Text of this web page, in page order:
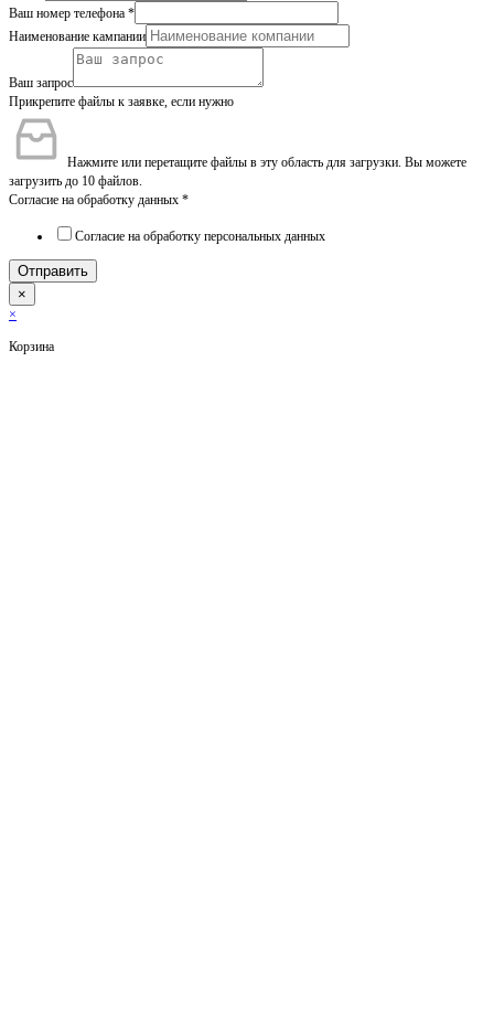
Ваш номер телефона *
Наименование кампании
Ваш запрос
Прикрепите файлы к заявке, если нужно
Нажмите или перетащите файлы в эту область для загрузки. Вы можете
загрузить до 10 файлов.
Согласие на обработку данных *
Согласие на обработку персональных данных
Отправить
×
×
Корзина